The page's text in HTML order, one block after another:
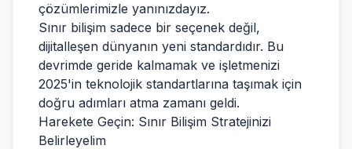
çözümlerimizle yanınızdayız.
Sınır bilişim sadece bir seçenek değil,
dijitalleşen dünyanın yeni standardıdır. Bu
devrimde geride kalmamak ve işletmenizi
2025'in teknolojik standartlarına taşımak için
doğru adımları atma zamanı geldi.
Harekete Geçin: Sınır Bilişim Stratejinizi
Belirleyelim